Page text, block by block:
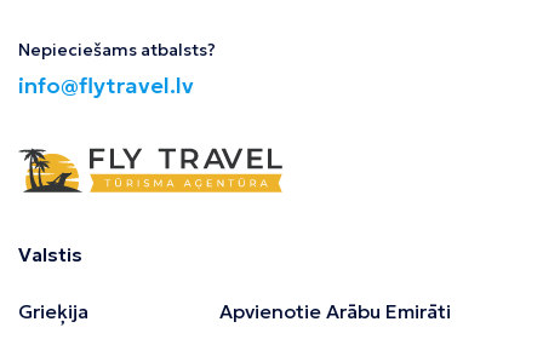
Nepieciešams atbalsts?
info@flytravel.lv
Valstis
Grieķija
Apvienotie Arābu Emirāti